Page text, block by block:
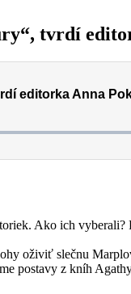
tvrdí
Ako ich vyberali?
oživiť slečnu
postavy z kníh